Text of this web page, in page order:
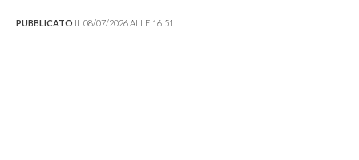
PUBBLICATO IL 08/07/2026 ALLE 16:51